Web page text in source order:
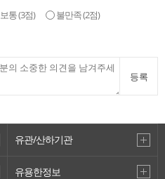
보통(3점) 불만족(2점)
등록
유관/산하기관
유용한정보